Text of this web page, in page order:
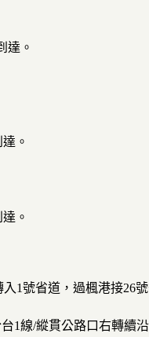
達。
。
。
1號省道，過楓港接26
1線/縱貫公路口右轉續